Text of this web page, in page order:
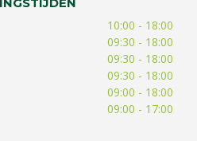
10:00 - 18:00
09:30 - 18:00
09:30 - 18:00
09:30 - 18:00
09:00 - 18:00
09:00 - 17:00